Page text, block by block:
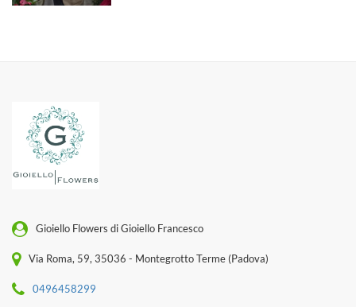
Gioiello Flowers di Gioiello Francesco
Via Roma, 59, 35036 - Montegrotto Terme (Padova)
0496458299